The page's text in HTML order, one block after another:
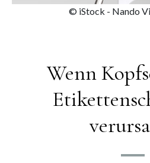
© iStock - Nando
Wenn